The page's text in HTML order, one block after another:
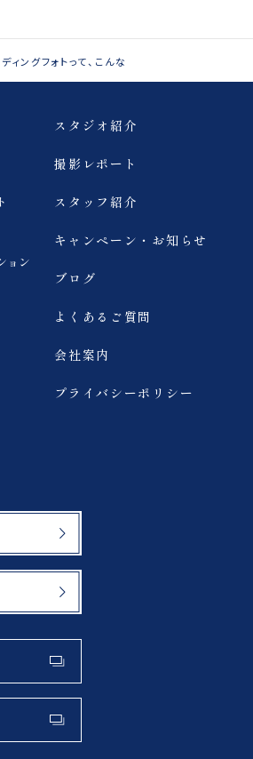
ご
談
付中
#
嫁
ィングフォトって、こんな
ョン
スタジオ紹介
撮影レポート
スタッフ紹介
キャンペーン・お知らせ
ブログ
よくあるご質問
会社案内
プライバシーポリシー